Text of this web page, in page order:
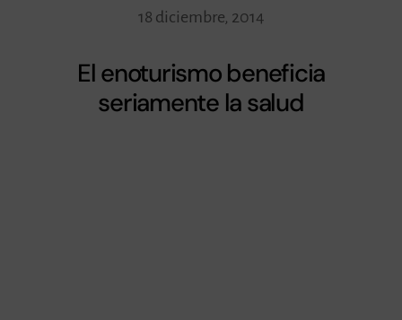
18 diciembre, 2014
El enoturismo beneficia
seriamente la salud